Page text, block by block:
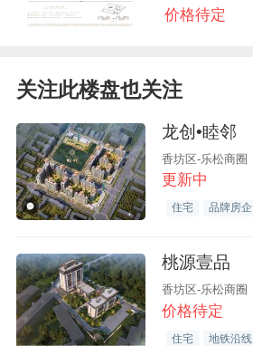
价格待定
关注此楼盘也关注
龙创•睦邻
香坊区-乐松商圈
更新中
住宅 品牌房企
桃源壹品
香坊区-乐松商圈
价格待定
住宅 地铁沿线